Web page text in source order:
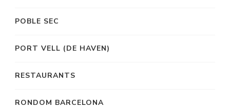
POBLE SEC
PORT VELL (DE HAVEN)
RESTAURANTS
RONDOM BARCELONA